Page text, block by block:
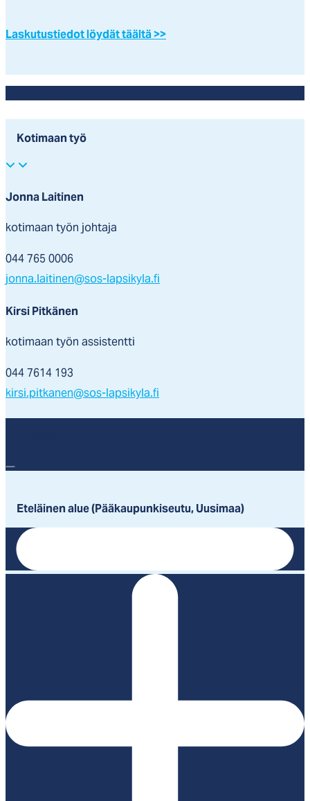
Laskutustiedot löydät täältä >>
Kotimaan työ
Jonna Laitinen
kotimaan työn johtaja
044 765 0006
jonna.laitinen@sos-lapsikyla.fi
Kirsi Pitkänen
kotimaan työn assistentti
044 7614 193
kirsi.pitkanen@sos-lapsikyla.fi
Eteläinen alue (Pääkaupunkiseutu, Uusimaa)